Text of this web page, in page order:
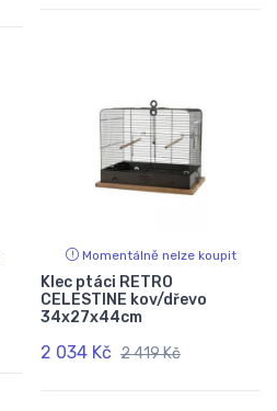
Momentálně nelze koupit
Klec ptáci RETRO
CELESTINE kov/dřevo
34x27x44cm
2 034 Kč 2 419 Kč